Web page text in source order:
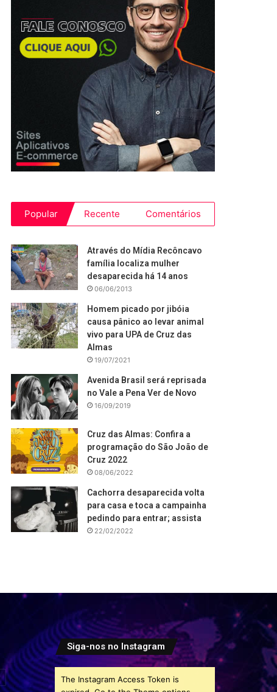
Popular Recente Comentários
Através do Mídia Recôncavo
família localiza mulher
desaparecida há 14 anos
06/06/2013
Homem picado por jibóia
causa pânico ao levar animal
vivo para UPA de Cruz das
Almas
19/07/2021
Avenida Brasil será reprisada
no Vale a Pena Ver de Novo
16/09/2019
Cruz das Almas: Confira a
programação do São João de
Cruz 2022
08/06/2022
Cachorra desaparecida volta
para casa e toca a campainha
pedindo para entrar; assista
22/02/2022
Siga-nos no Instagram
The Instagram Access Token is